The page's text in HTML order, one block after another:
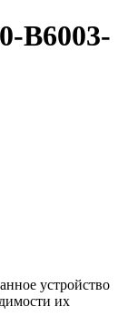
B6003-
устройство
их